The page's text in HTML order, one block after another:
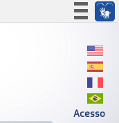
Acesso